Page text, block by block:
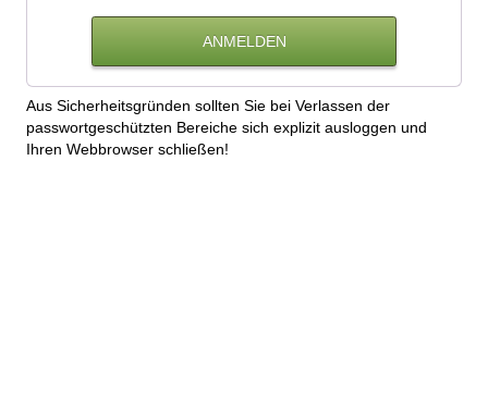
Aus Sicherheitsgründen sollten Sie bei Verlassen der
passwortgeschützten Bereiche sich explizit ausloggen und
Ihren Webbrowser schließen!